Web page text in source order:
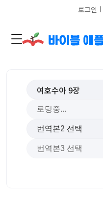
로그인 ㅣ
여호수아 9장